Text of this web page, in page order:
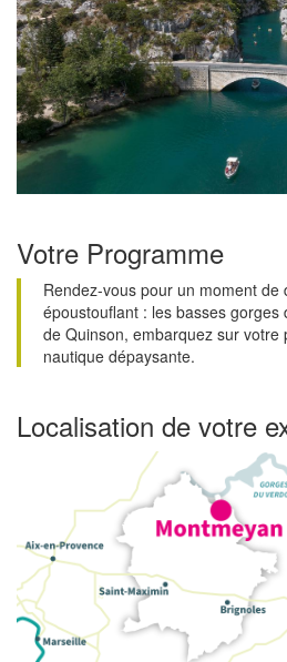
Votre Programme
Rendez-vous pour un moment de
époustouflant : les basses gorges
de Quinson, embarquez sur votre
nautique dépaysante.
Localisation de votre